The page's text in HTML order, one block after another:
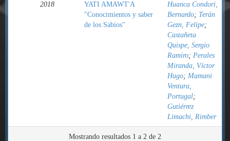
2018
YATI AMAWT'A
"Conocimientos y saber
de los Sabios"
Huanca Condori,
Bernardo; Terán
Gezn, Felipe;
Castañeta
Quispe, Sergio
Ramiro; Perales
Miranda, Víctor
Hugo; Mamani
Ventura,
Portugal;
Gutiérrez
Limachi, Rimber
Mostrando resultados 1 a 2 de 2